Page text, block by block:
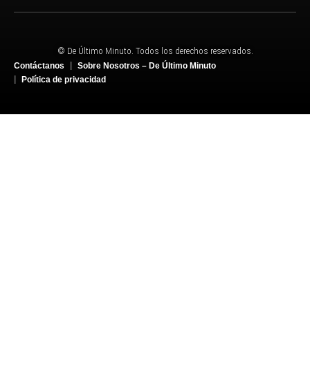
© De Último Minuto. Todos los derechos reservados.
Contáctanos
Sobre Nosotros – De Último Minuto
Política de privacidad